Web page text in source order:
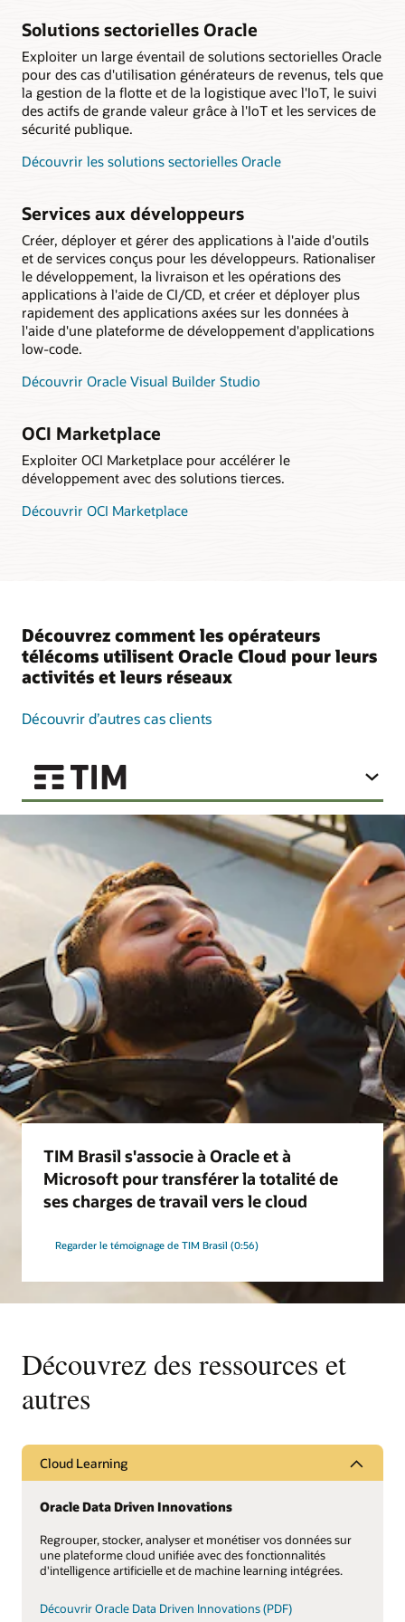
Solutions sectorielles Oracle
Exploiter un large éventail de solutions sectorielles Oracle
pour des cas d'utilisation générateurs de revenus, tels que
la gestion de la flotte et de la logistique avec l'IoT, le suivi
des actifs de grande valeur grâce à l'IoT et les services de
sécurité publique.
Découvrir les solutions sectorielles Oracle
Services aux développeurs
Créer, déployer et gérer des applications à l'aide d'outils
et de services conçus pour les développeurs. Rationaliser
le développement, la livraison et les opérations des
applications à l'aide de CI/CD, et créer et déployer plus
rapidement des applications axées sur les données à
l'aide d'une plateforme de développement d'applications
low-code.
Découvrir Oracle Visual Builder Studio
OCI Marketplace
Exploiter OCI Marketplace pour accélérer le
développement avec des solutions tierces.
Découvrir OCI Marketplace
Découvrez comment les opérateurs
télécoms utilisent Oracle Cloud pour leurs
activités et leurs réseaux
Découvrir d’autres cas clients
TIM Brasil s'associe à Oracle et à
Microsoft pour transférer la totalité de
ses charges de travail vers le cloud
Regarder le témoignage de TIM Brasil (0:56)
Découvrez des ressources et
autres
Cloud Learning
Oracle Data Driven Innovations
Regrouper, stocker, analyser et monétiser vos données sur
une plateforme cloud unifiée avec des fonctionnalités
d'intelligence artificielle et de machine learning intégrées.
Découvrir Oracle Data Driven Innovations (PDF)